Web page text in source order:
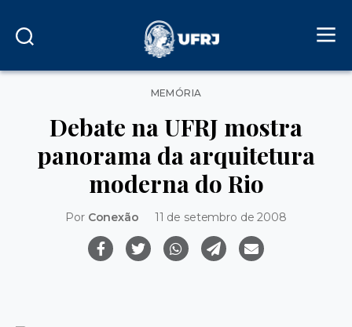
Categorias
MEMÓRIA
Debate na UFRJ mostra
panorama da arquitetura
moderna do Rio
Por Conexão 11 de setembro de 2008